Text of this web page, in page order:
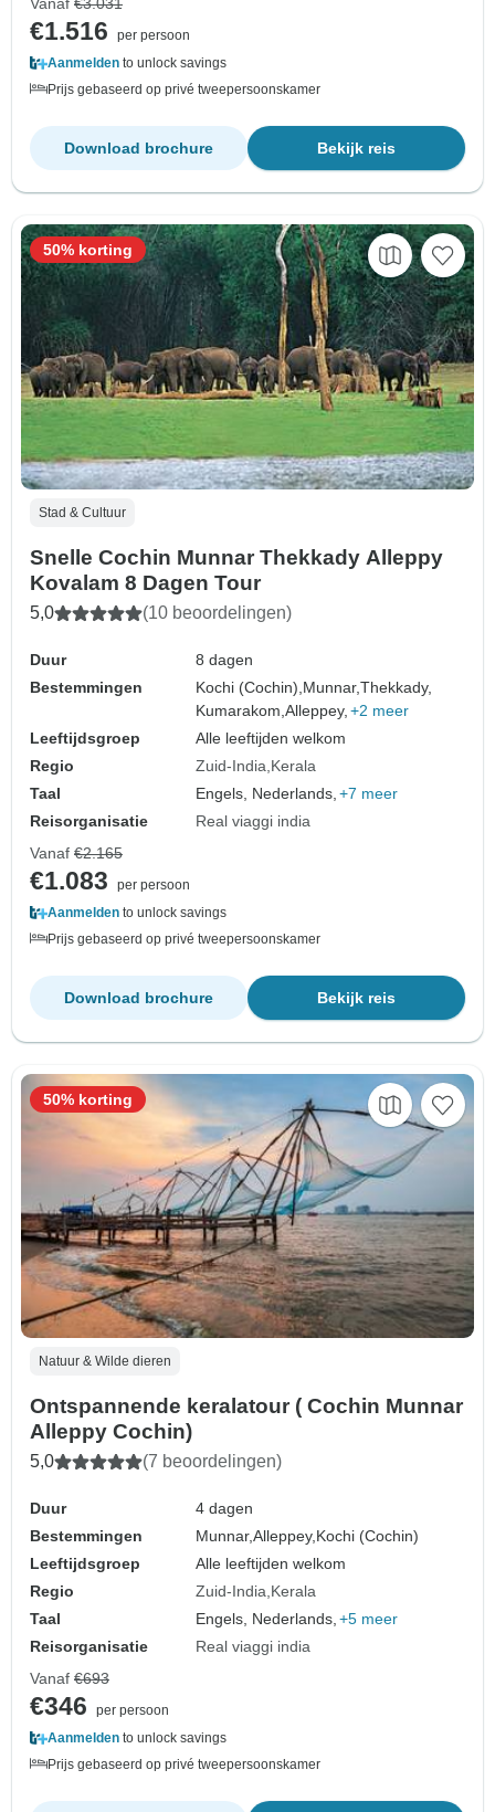
Vanaf €3.031
€1.516
per persoon
Aanmelden to unlock savings
Prijs gebaseerd op privé tweepersoonskamer
Bekijk reis
Download brochure
Stad & Cultuur
Snelle Cochin Munnar Thekkady Alleppy
Kovalam 8 Dagen Tour
5,0 (10 beoordelingen)
Duur
8 dagen
Bestemmingen
Kochi (Cochin), Munnar,Thekkady,
Kumarakom,Alleppey, +2 meer
Leeftijdsgroep
Alle leeftijden welkom
Regio
Zuid-India Kerala
Taal
Engels, Nederlands, +7 meer
Reisorganisatie
Real viaggi india
50% korting
Vanaf €2.165
€1.083
per persoon
Aanmelden to unlock savings
Prijs gebaseerd op privé tweepersoonskamer
Bekijk reis
Download brochure
Natuur & Wilde dieren
Ontspannende keralatour ( Cochin Munnar
Alleppy Cochin)
5,0 (7 beoordelingen)
Duur
4 dagen
Bestemmingen
Munnar,Alleppey, Kochi (Cochin)
Leeftijdsgroep
Alle leeftijden welkom
Regio
Zuid-India Kerala
Taal
Engels, Nederlands, +5 meer
Reisorganisatie
Real viaggi india
50% korting
Vanaf €693
€346
per persoon
Aanmelden to unlock savings
Prijs gebaseerd op privé tweepersoonskamer